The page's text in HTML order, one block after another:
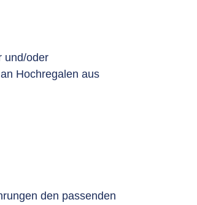
und/oder
Hochregalen aus
den passenden